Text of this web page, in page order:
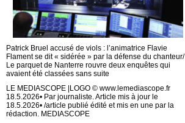
Patrick Bruel accusé de viols : l’animatrice Flavie
Flament se dit « sidérée » par la défense du chanteur/
Le parquet de Nanterre rouvre deux enquêtes qui
avaient été classées sans suite
LE MEDIASCOPE |LOGO © www.lemediascope.fr
18.5.2026• Par journaliste. Article mis à jour le
18.5.2026• /article publié édité et mis en une par la
rédaction. MEDIASCOPE